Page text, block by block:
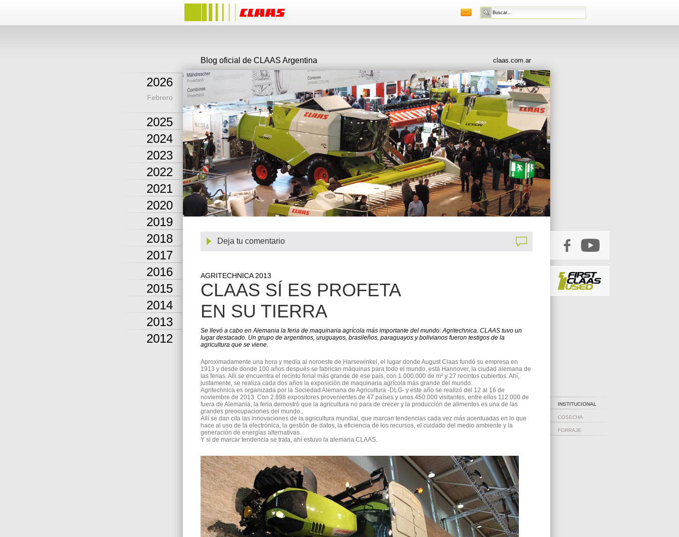
2026
Febrero
2025
2024
2023
2022
2021
2020
2019
2018
2017
2016
2015
2014
2013
2012
Blog oficial de CLAAS Argentina claas.com.ar
Deja tu comentario
AGRITECHNICA 2013
CLAAS SÍ ES PROFETA
EN SU TIERRA
Se llevó a cabo en Alemania la feria de maquinaria agrícola más importante del mundo: Agritechnica. CLAAS tuvo un
lugar destacado. Un grupo de argentinos, uruguayos, brasileños, paraguayos y bolivianos fueron testigos de la
agricultura que se viene.
Aproximadamente una hora y media al noroeste de Harsewinkel, el lugar donde August Claas fundó su empresa en
1913 y desde donde 100 años después se fabrican máquinas para todo el mundo, está Hannover, la ciudad alemana de
las ferias. Allí se encuentra el recinto ferial más grande de ese país, con 1.000.000 de m² y 27 recintos cubiertos. Ahí,
justamente, se realiza cada dos años la exposición de maquinaria agrícola más grande del mundo.
Agritechnica es organizada por la Sociedad Alemana de Agricultura -DLG- y este año se realizó del 12 al 16 de
noviembre de 2013. Con 2.898 expositores provenientes de 47 países y unos 450.000 visitantes, entre ellos 112.000 de
fuera de Alemania, la feria demostró que la agricultura no para de crecer y la producción de alimentos es una de las
grandes preocupaciones del mundo.
Allí se dan cita las innovaciones de la agricultura mundial, que marcan tendencias cada vez más acentuadas en lo que
hace al uso de la electrónica, la gestión de datos, la eficiencia de los recursos, el cuidado del medio ambiente y la
generación de energías alternativas.
Y si de marcar tendencia se trata, ahí estuvo la alemana CLAAS.
INSTITUCIONAL
COSECHA
FORRAJE